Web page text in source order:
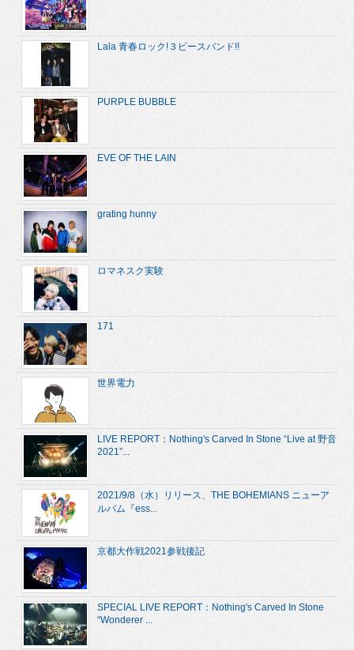
Lala 青春ロック!３ピースバンド!!
PURPLE BUBBLE
EVE OF THE LAIN
grating hunny
ロマネスク実験
171
世界電力
LIVE REPORT：Nothing's Carved In Stone “Live at 野音
2021”...
2021/9/8（水）リリース、THE BOHEMIANS ニューア
ルバム『ess...
京都大作戦2021参戦後記
SPECIAL LIVE REPORT：Nothing's Carved In Stone
“Wonderer ...